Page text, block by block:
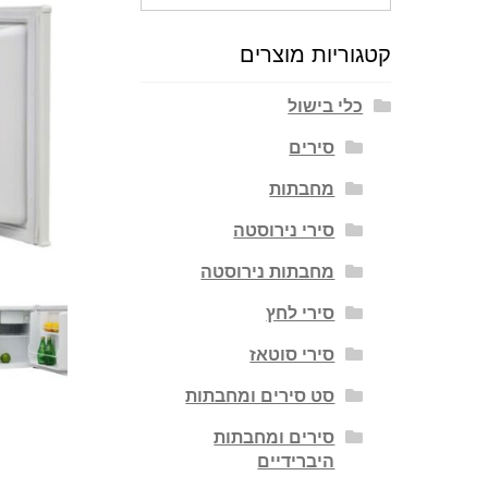
קטגוריות מוצרים
כלי בישול
סירים
מחבתות
סירי נירוסטה
מחבתות נירוסטה
סירי לחץ
סירי סוטאז
סט סירים ומחבתות
סירים ומחבתות
היברידיים